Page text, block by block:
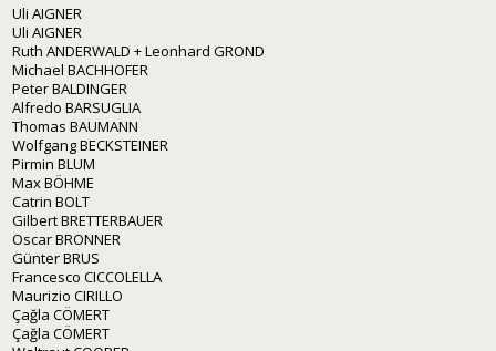
Uli AIGNER
Uli AIGNER
Ruth ANDERWALD + Leonhard GROND
Michael BACHHOFER
Peter BALDINGER
Alfredo BARSUGLIA
Thomas BAUMANN
Wolfgang BECKSTEINER
Pirmin BLUM
Max BÖHME
Catrin BOLT
Gilbert BRETTERBAUER
Oscar BRONNER
Günter BRUS
Francesco CICCOLELLA
Maurizio CIRILLO
Çağla CÖMERT
Çağla CÖMERT